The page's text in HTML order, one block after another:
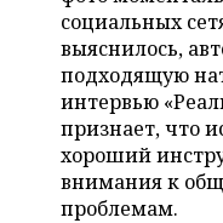
ЭНЕРГЕТИКА
УСЛУГИ
МЕДИА
ВЫЕЗДНАЯ
БИЗНЕС-БРАНЧИ
ONLINE-
ОТКРЫТАЯ ЛЕКЦИЯ
НОВОСТИ СПОРТА
ФУТБОЛ
ХОККЕЙ
БАСКЕТБОЛ
ОБЩЕСТВО
НОВОСТИ
ВЛАСТЬ
ИНФРАСТРУКТУРА
ФОТОГАЛЕРЕЯ
СЮЖЕТЫ
СПРАВОЧНИК
социальных
выяснилось,
подходящую
интервью
признает, что
хороший
внимания к
проблемам.